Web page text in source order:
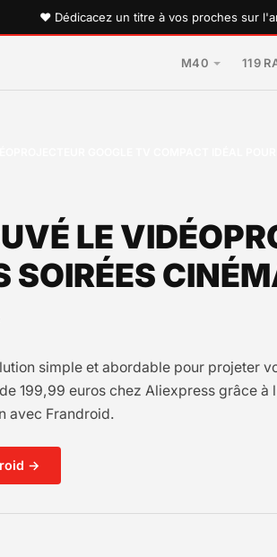
♥ Dédicacez un titre à vos proches sur
M40 119
LE
SOIRÉES
simple et abordable pour projeter
199,99 euros chez Aliexpress grâce
avec Frandroid.
→